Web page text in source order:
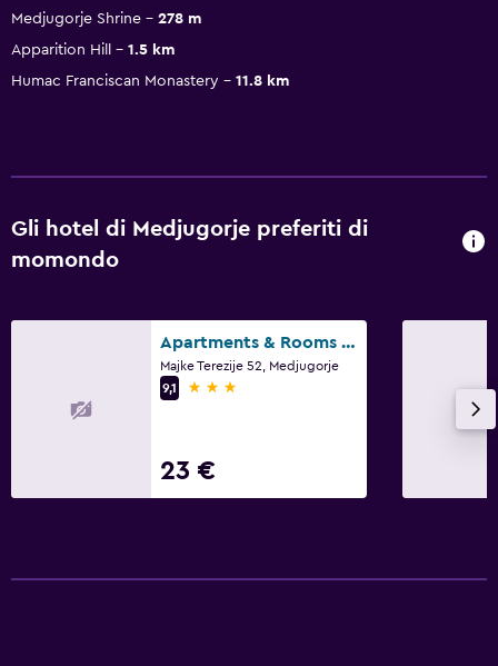
Medjugorje Shrine
278 m
Apparition Hill
1.5 km
Humac Franciscan Monastery
11.8 km
Gli hotel di Medjugorje preferiti di
momondo
Apartments & Rooms Casa Gagro
Majke Terezije 52, Medjugorje
9,1
3 stelle
23 €